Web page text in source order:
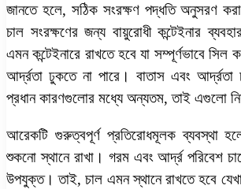
জানতে হলে, সঠিক সংরক্ষণ পদ্ধতি অনুসরণ
চাল সংরক্ষণের জন্য বায়ুরোধী কন্টেইনার
এমন কন্টেইনারে রাখতে হবে যা সম্পূর্ণভাবে সিল
আর্দ্রতা ঢুকতে না পারে। বাতাস এবং আর্দ্রতা
প্রধান কারণগুলোর মধ্যে অন্যতম, তাই এগুলো
আরেকটি গুরুত্বপূর্ণ প্রতিরোধমূলক ব্যবস্থা
শুকনো স্থানে রাখা। গরম এবং আর্দ্র পরিবেশ
উপযুক্ত। তাই, চাল এমন স্থানে রাখতে হবে